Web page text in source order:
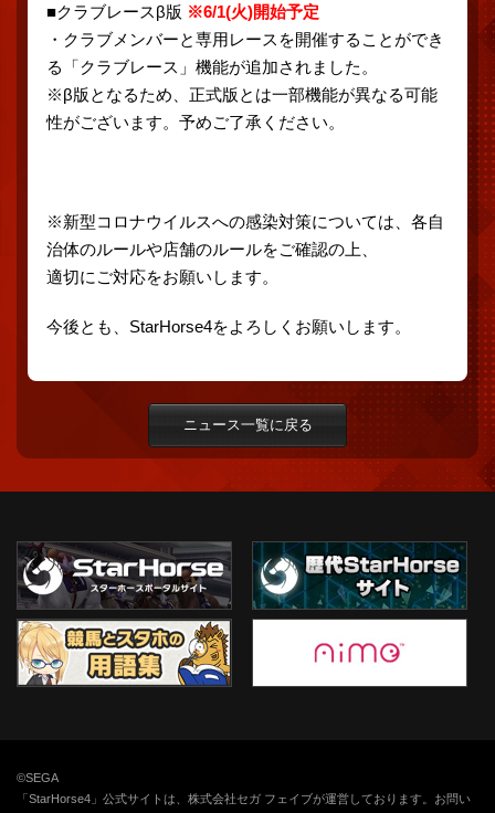
■クラブレースβ版 ※6/1(火)開始予定
・クラブメンバーと専用レースを開催することができ
る「クラブレース」機能が追加されました。
※β版となるため、正式版とは一部機能が異なる可能
性がございます。予めご了承ください。
※新型コロナウイルスへの感染対策については、各自
治体のルールや店舗のルールをご確認の上、
適切にご対応をお願いします。
今後とも、StarHorse4をよろしくお願いします。
ニュース一覧に戻る
©SEGA
「StarHorse4」公式サイトは、株式会社セガ フェイブが運営しております。お問い